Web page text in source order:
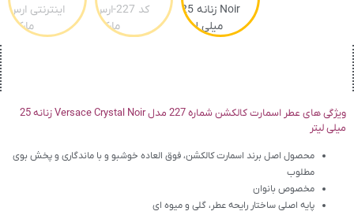
ویژگی های عطر اسمارت کالکشن شماره 227 مدل Versace Crystal Noir زنانه 25
میلی لیتر
محصول اصل برند اسمارت کالکشن، فوق العاده خوشبو و با ماندگاری و پخش بوی
مطلوب
مخصوص بانوان
پایه اصلی ساختار رایحه عطر، گلی و میوه ای